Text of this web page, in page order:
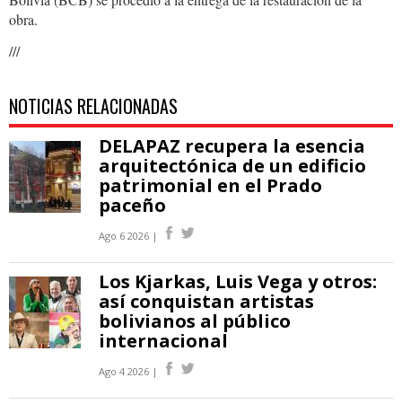
obra.
///
NOTICIAS RELACIONADAS
DELAPAZ recupera la esencia
arquitectónica de un edificio
patrimonial en el Prado
paceño
Ago 6 2026 |
Los Kjarkas, Luis Vega y otros:
así conquistan artistas
bolivianos al público
internacional
Ago 4 2026 |